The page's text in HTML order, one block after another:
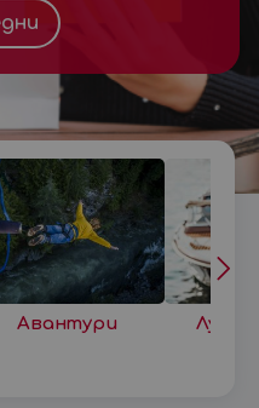
Авантури